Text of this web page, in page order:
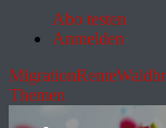
Abo testen
Anmelden
MigrationRente
Themen